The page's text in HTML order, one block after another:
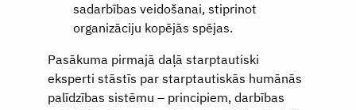
sadarbības veidošanai, stiprinot
organizāciju kopējās spējas.
Pasākuma pirmajā daļā starptautiski
eksperti stāstīs par starptautiskās humānās
palīdzības sistēmu – principiem, darbības